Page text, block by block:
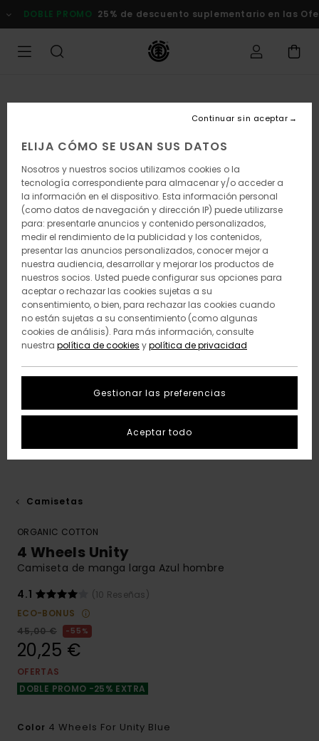
la
PROMO 25% de descuento suplementario en las Ofertas
Camisetas
ORGANIC COTTON
4 Wheels Unity
Camiseta de manga larga Azul hombre
4.1
(10 Reseñas)
ECO-BONUS
45,00 €
55%
20,25 €
OFERTAS
DOBLE PROMO -25% EXTRA
Color 4 Wheels For Unity Blue
ELIJA CÓMO SE USAN SUS DATOS
Nosotros y nuestros socios utilizamos cookies o la
tecnología correspondiente para almacenar y/o acceder a
la información en el dispositivo. Esta información personal
(como datos de navegación y dirección IP) puede utilizarse
para: presentarle anuncios y contenido personalizados,
medir el rendimiento de la publicidad y los contenidos,
presentar las anuncios personalizados, conocer mejor a
nuestra audiencia, desarrollar y mejorar los productos de
nuestros socios. Usted puede configurar sus opciones para
aceptar o rechazar las cookies sujetas a su
consentimiento, o bien, para rechazar las cookies cuando
no están sujetas a su consentimiento (como algunas
cookies de análisis). Para más información, consulte
nuestra política de cookies ypolítica de privacidad
Gestionar las preferencias
Continuar sin aceptar
Aceptar todo